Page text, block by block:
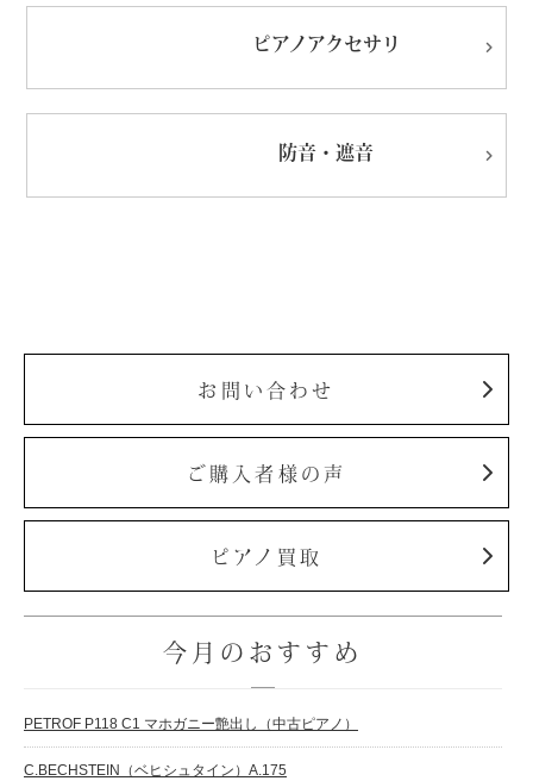
ピアノアクセサリ
防音・遮音
お問い合わせ
ご購入者様の声
ピアノ買取
今月のおすすめ
PETROF P118 C1 マホガニー艶出し（中古ピアノ）
C.BECHSTEIN（ベヒシュタイン）A.175